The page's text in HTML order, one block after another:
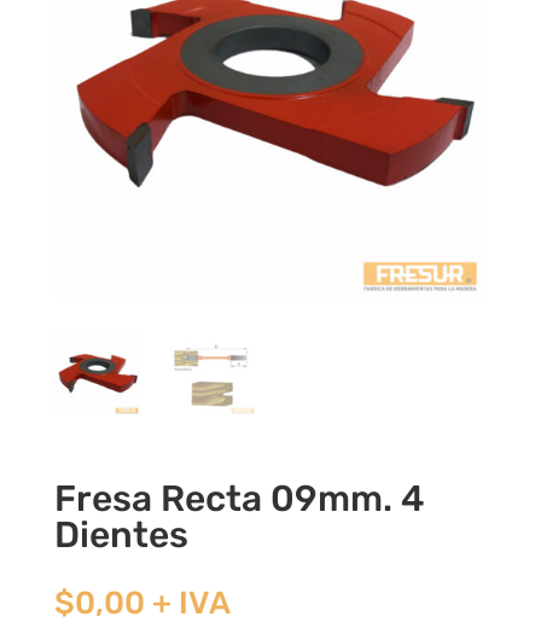
Fresa Recta 09mm. 4
Dientes
$0,00 + IVA